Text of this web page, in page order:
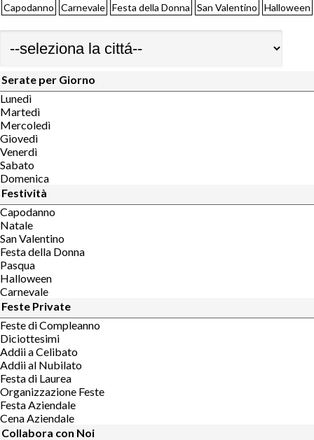
Capodanno Carnevale Festa della Donna San Valentino Halloween
Serate per Giorno
Lunedì
Martedì
Mercoledì
Giovedì
Venerdì
Sabato
Domenica
Festività
Capodanno
Natale
San Valentino
Festa della Donna
Pasqua
Halloween
Carnevale
Feste Private
Feste di Compleanno
Diciottesimi
Addii a Celibato
Addii al Nubilato
Festa di Laurea
Organizzazione Feste
Festa Aziendale
Cena Aziendale
Collabora con Noi